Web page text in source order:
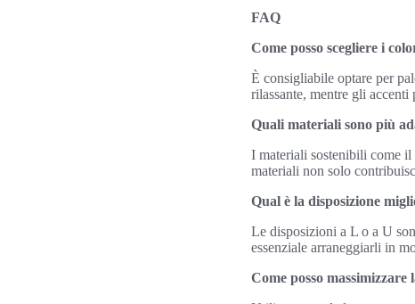
FAQ
Come posso scegliere i
È consigliabile optare per
rilassante, mentre gli accenti
Quali materiali sono più
I materiali sostenibili come
materiali non solo
Qual è la disposizione
Le disposizioni a L o a U
essenziale arraneggiarli in
Come posso